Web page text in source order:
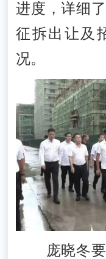
进度，详细
征拆出让及
况。
庞晓冬要